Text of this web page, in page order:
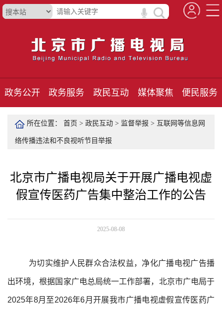
政务公开 政务服务 政民互动 媒体聚焦 便民服务
所在位置： 首页 > 政民互动 > 监督举报 > 互联网等信息网
络传播违法和不良视听节目举报
北京市广播电视局关于开展广播电视虚
假宣传医药广告集中整治工作的公告
2025-08-08
为切实维护人民群众合法权益，净化广播电视广告播
出环境，根据国家广电总局统一工作部署，北京市广电局于
2025年8月至2026年6月开展我市广播电视虚假宣传医药广